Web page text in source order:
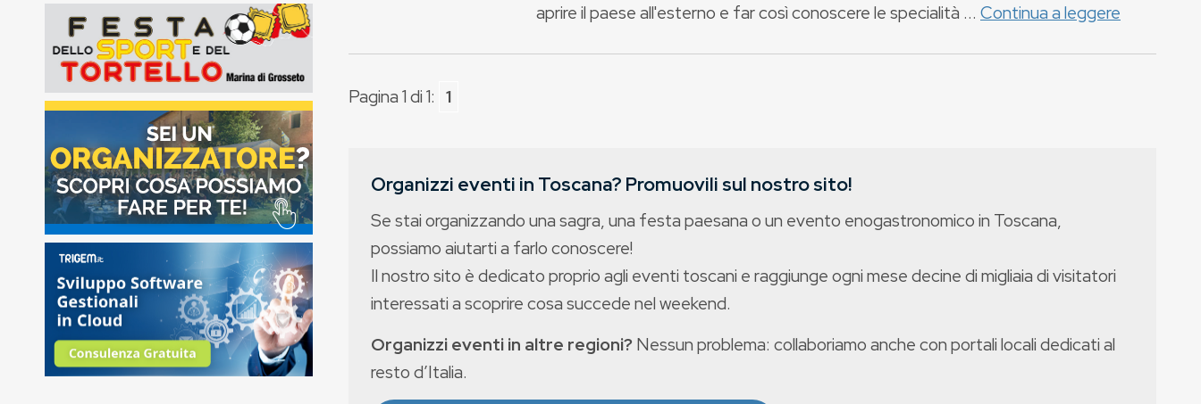
aprire il paese all'esterno e far così conoscere le specialità ... Continua a leggere
Pagina 1 di 1: 1
Organizzi eventi in Toscana? Promuovili sul nostro sito!
Se stai organizzando una sagra, una festa paesana o un evento enogastronomico in Toscana,
possiamo aiutarti a farlo conoscere!
Il nostro sito è dedicato proprio agli eventi toscani e raggiunge ogni mese decine di migliaia di visitatori
interessati a scoprire cosa succede nel weekend.
Organizzi eventi in altre regioni? Nessun problema: collaboriamo anche con portali locali dedicati al
resto d’Italia.